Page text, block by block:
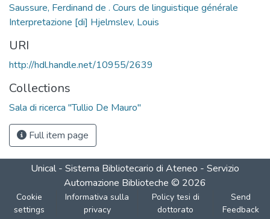
Saussure, Ferdinand de . Cours de linguistique générale
Interpretazione [di] Hjelmslev, Louis
URI
http://hdl.handle.net/10955/2639
Collections
Sala di ricerca "Tullio De Mauro"
Full item page
Unical - Sistema Bibliotecario di Ateneo - Servizio
Automazione Biblioteche © 2026
Cookie
settings
Informativa sulla
privacy
Policy tesi di
dottorato
Send
Feedback